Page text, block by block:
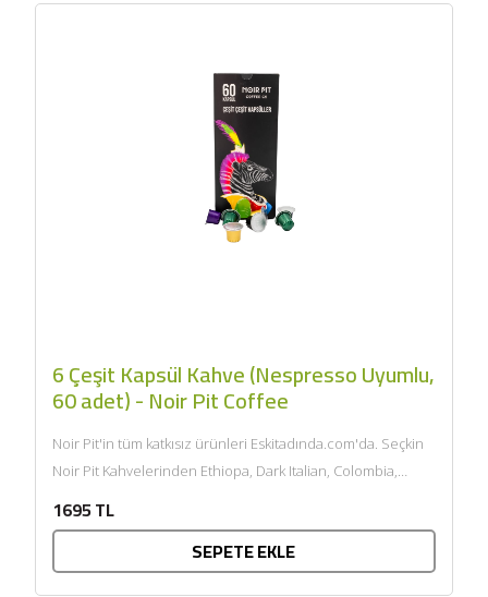
6 Çeşit Kapsül Kahve (Nespresso Uyumlu,
60 adet) - Noir Pit Coffee
Noir Pit'in tüm katkısız ürünleri Eskitadında.com'da. Seçkin
Noir Pit Kahvelerinden Ethiopa, Dark Italian, Colombia,
1695 TL
SEPETE EKLE